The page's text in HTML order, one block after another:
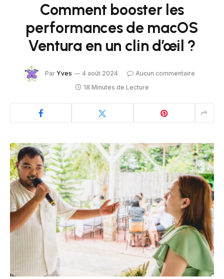
Comment booster les
performances de macOS
Ventura en un clin d’œil ?
Par Yves 4 août 2024
Aucun commentaire
18 Minutes de Lecture